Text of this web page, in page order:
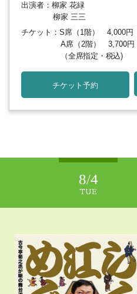
出演者：柳家 花緑
柳家 三三
チケット：S席（1階） 4,000円
A席（2階） 3,700円
（全席指定・税込)
チケット予約